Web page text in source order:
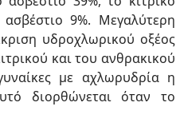
9%. Μεγαλύτερη
υδροχλωρικού οξέος
και του ανθρακικού
με αχλωρυδρία η
διορθώνεται όταν το